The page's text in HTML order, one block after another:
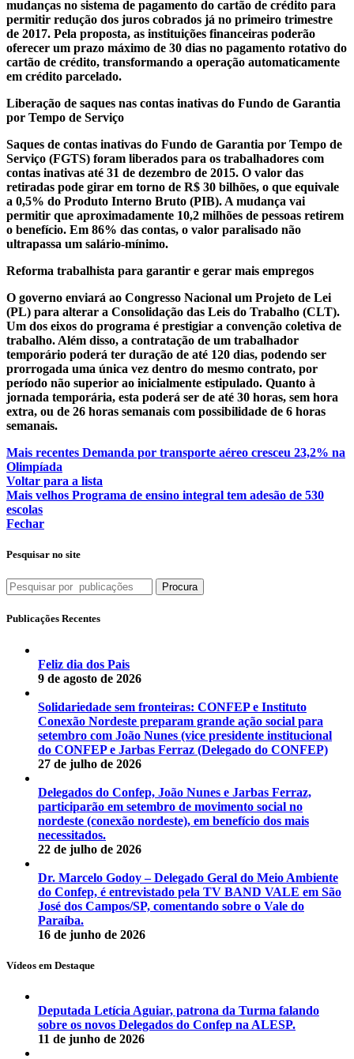
mudanças no sistema de pagamento do cartão de crédito para
permitir redução dos juros cobrados já no primeiro trimestre
de 2017. Pela proposta, as instituições financeiras poderão
oferecer um prazo máximo de 30 dias no pagamento rotativo do
cartão de crédito, transformando a operação automaticamente
em crédito parcelado.
Liberação de saques nas contas inativas do Fundo de Garantia
por Tempo de Serviço
Saques de contas inativas do Fundo de Garantia por Tempo de
Serviço (FGTS) foram liberados para os trabalhadores com
contas inativas até 31 de dezembro de 2015. O valor das
retiradas pode girar em torno de R$ 30 bilhões, o que equivale
a 0,5% do Produto Interno Bruto (PIB). A mudança vai
permitir que aproximadamente 10,2 milhões de pessoas retirem
o benefício. Em 86% das contas, o valor paralisado não
ultrapassa um salário-mínimo.
Reforma trabalhista para garantir e gerar mais empregos
O governo enviará ao Congresso Nacional um Projeto de Lei
(PL) para alterar a Consolidação das Leis do Trabalho (CLT).
Um dos eixos do programa é prestigiar a convenção coletiva de
trabalho. Além disso, a contratação de um trabalhador
temporário poderá ter duração de até 120 dias, podendo ser
prorrogada uma única vez dentro do mesmo contrato, por
período não superior ao inicialmente estipulado. Quanto à
jornada temporária, esta poderá ser de até 30 horas, sem hora
extra, ou de 26 horas semanais com possibilidade de 6 horas
semanais.
Mais recentes Demanda por transporte aéreo cresceu 23,2% na
Olimpíada
Voltar para a lista
Mais velhos Programa de ensino integral tem adesão de 530
escolas
Fechar
Pesquisar no site
Procura
Publicações Recentes
Feliz dia dos Pais
9 de agosto de 2026
Solidariedade sem fronteiras: CONFEP e Instituto
Conexão Nordeste preparam grande ação social para
setembro com João Nunes (vice presidente institucional
do CONFEP e Jarbas Ferraz (Delegado do CONFEP)
27 de julho de 2026
Delegados do Confep, João Nunes e Jarbas Ferraz,
participarão em setembro de movimento social no
nordeste (conexão nordeste), em benefício dos mais
necessitados.
22 de julho de 2026
Dr. Marcelo Godoy – Delegado Geral do Meio Ambiente
do Confep, é entrevistado pela TV BAND VALE em São
José dos Campos/SP, comentando sobre o Vale do
Paraíba.
16 de junho de 2026
Vídeos em Destaque
Deputada Letícia Aguiar, patrona da Turma falando
sobre os novos Delegados do Confep na ALESP.
11 de junho de 2026